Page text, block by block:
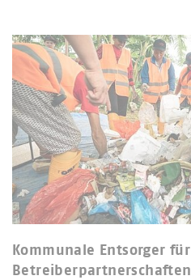
Kommunale Entsorger für